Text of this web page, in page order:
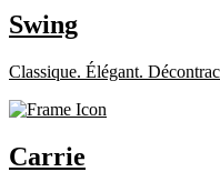
Swing
Classique. Élégant.
Carrie